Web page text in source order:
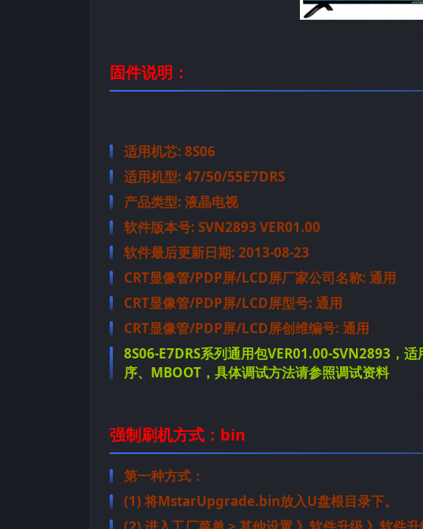
固件说明：
适用机芯: 8S06
适用机型: 47/50/55E7DRS
产品类型: 液晶电视
软件版本号: SVN2893 VER01.00
软件最后更新日期: 2013-08-23
CRT显像管/PDP屏/LCD屏厂家公司名称: 通用
CRT显像管/PDP屏/LCD屏型号: 通用
CRT显像管/PDP屏/LCD屏创维编号: 通用
8S06-E7DRS系列通用包VER01.00-SVN2893，
序、MBOOT，具体调试方法请参照调试资料
强制刷机方式：bin
第一种方式：
(1) 将MstarUpgrade.bin放入U盘根目录下。